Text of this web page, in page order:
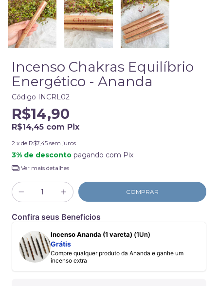
Incenso Chakras Equilíbrio
Energético - Ananda
Código INCRL02
R$14,90
R$14,45 com Pix
2 x de R$7,45 sem juros
3% de desconto pagando com Pix
Ver mais detalhes
Confira seus Beneficios
Incenso Ananda (1 vareta) (1Un)
Grátis
Compre qualquer produto da Ananda e ganhe um
incenso extra